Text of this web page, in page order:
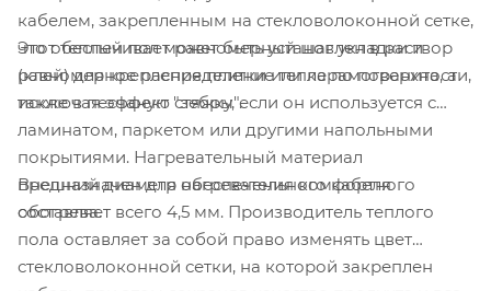
кабелем, закрепленным на стекловолоконной сетке,
что обеспечивает равномерный шаг укладки и
равномерное распределение тепла по поверхности,
исключая эффект "зебры".
Этот теплый пол может быть установлен в раствор
(клей) для крепления плитки или керамогранита, а
также в песчаную стяжку, если он используется с
ламинатом, паркетом или другими напольными
покрытиями. Нагревательный материал
предназначен для обеспечения комфортного
обогрева.
Внешний диаметр нагревательного кабеля
составляет всего 4,5 мм. Производитель теплого
пола оставляет за собой право изменять цвет
стекловолоконной сетки, на которой закреплен